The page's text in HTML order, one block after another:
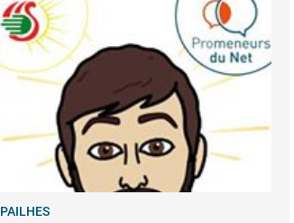
PAILHES